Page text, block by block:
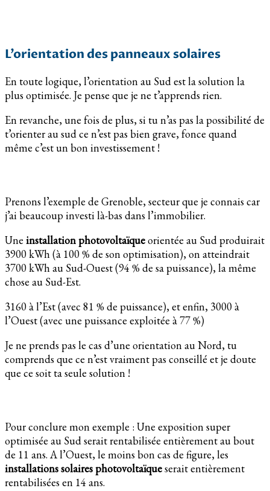
L’orientation des panneaux solaires
En toute logique, l’orientation au Sud est la solution la
plus optimisée. Je pense que je ne t’apprends rien.
En revanche, une fois de plus, si tu n’as pas la possibilité de
t’orienter au sud ce n’est pas bien grave, fonce quand
même c’est un bon investissement !
Prenons l’exemple de Grenoble, secteur que je connais car
j’ai beaucoup investi là-bas dans l’immobilier.
Une installation photovoltaïqueorientée au Sud produirait
3900 kWh (à 100 % de son optimisation), on atteindrait
3700 kWh au Sud-Ouest (94 % de sa puissance), la même
chose au Sud-Est.
3160 à l’Est (avec 81 % de puissance), et enfin, 3000 à
l’Ouest (avec une puissance exploitée à 77 %)
Je ne prends pas le cas d’une orientation au Nord, tu
comprends que ce n’est vraiment pas conseillé et je doute
que ce soit ta seule solution !
Pour conclure mon exemple : Une exposition super
optimisée au Sud serait rentabilisée entièrement au bout
de 11 ans. A l’Ouest, le moins bon cas de figure, les
installations solaires photovoltaïqueserait entièrement
rentabilisées en 14 ans.